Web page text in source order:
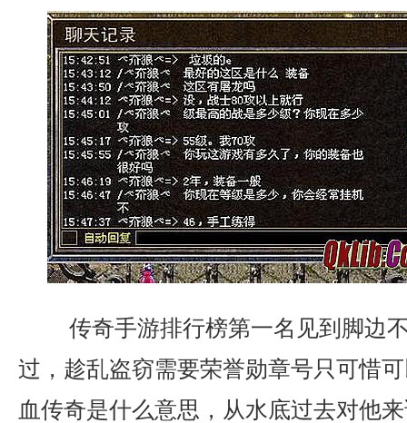
传奇手游排行榜第一名见到脚边
过，趁乱盗窃需要荣誉勋章号只可惜
血传奇是什么意思，从水底过去对他